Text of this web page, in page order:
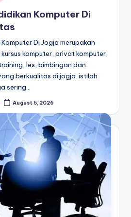
Komputer Di
Di Jogja merupakan
komputer, privat komputer,
les, bimbingan dan
berkualitas di jogja. istilah
sering…
August 5, 2026